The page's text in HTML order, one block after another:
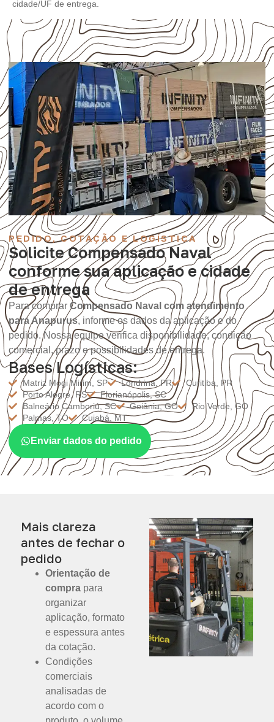
cidade/UF de entrega.
PEDIDO, COTAÇÃO E LOGÍSTICA
Solicite Compensado Naval
conforme sua aplicação e cidade
de entrega
Para comprar Compensado Naval com atendimento
para Anapurus, informe os dados da aplicação e do
pedido. Nossa equipe verifica disponibilidade, condição
comercial, prazo e possibilidades de entrega.
Bases Logísticas:
Matriz Mogi Mirim, SP Londrina, PR
Curitiba, PR
Porto Alegre, RS
Florianópolis, SC
Balneário Camboriú, SC
Goiânia, GO
Rio Verde, GO
Palmas, TO
Cuiabá, MT
Enviar dados do pedido
Mais clareza
antes de fechar o
pedido
Orientação de
compra para
organizar
aplicação, formato
e espessura antes
da cotação.
Condições
comerciais
analisadas de
acordo com o